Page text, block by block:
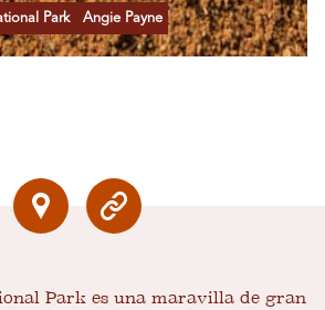
Park Angie Payne
Park es una maravilla de gran